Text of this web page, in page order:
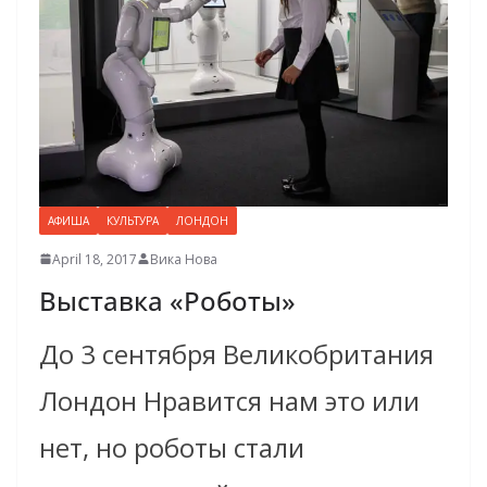
АФИША КУЛЬТУРА ЛОНДОН
April 18, 2017 Вика Нова
Выставка «Роботы»
До 3 сентября Великобритания
Лондон Нравится нам это или
нет, но роботы стали